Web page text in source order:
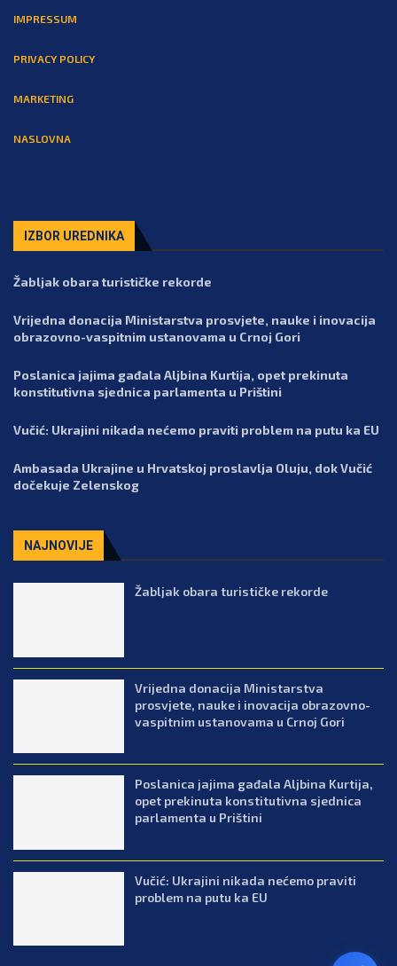
IMPRESSUM
PRIVACY POLICY
MARKETING
NASLOVNA
IZBOR UREDNIKA
Žabljak obara turističke rekorde
Vrijedna donacija Ministarstva prosvjete, nauke i inovacija
obrazovno-vaspitnim ustanovama u Crnoj Gori
Poslanica jajima gađala Aljbina Kurtija, opet prekinuta
konstitutivna sjednica parlamenta u Prištini
Vučić: Ukrajini nikada nećemo praviti problem na putu ka EU
Ambasada Ukrajine u Hrvatskoj proslavlja Oluju, dok Vučić
dočekuje Zelenskog
NAJNOVIJE
Žabljak obara turističke rekorde
Vrijedna donacija Ministarstva
prosvjete, nauke i inovacija obrazovno-
vaspitnim ustanovama u Crnoj Gori
Poslanica jajima gađala Aljbina Kurtija,
opet prekinuta konstitutivna sjednica
parlamenta u Prištini
Vučić: Ukrajini nikada nećemo praviti
problem na putu ka EU